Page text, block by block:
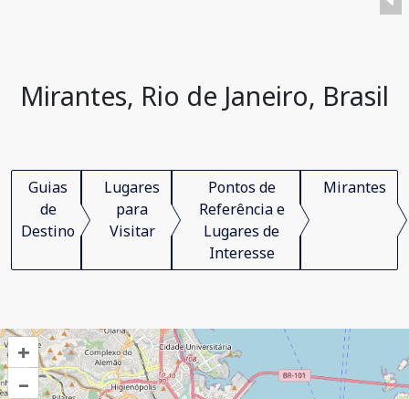
Mirantes, Rio de Janeiro, Brasil
Guias
de
Destino
Lugares
para
Visitar
Pontos de
Referência e
Lugares de
Interesse
Mirantes
+
–